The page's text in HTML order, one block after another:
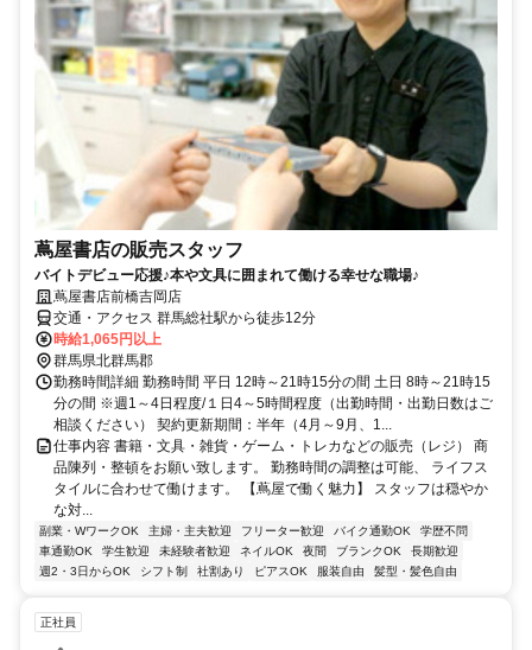
蔦屋書店の販売スタッフ
バイトデビュー応援♪本や文具に囲まれて働ける幸せな職場♪
蔦屋書店前橋吉岡店
交通・アクセス 群馬総社駅から徒歩12分
時給1,065円以上
群馬県北群馬郡
勤務時間詳細 勤務時間 平日 12時～21時15分の間 土日 8時～21時15
分の間 ※週1～4日程度/１日4～5時間程度（出勤時間・出勤日数はご
相談ください） 契約更新期間：半年（4月～9月、1...
仕事内容 書籍・文具・雑貨・ゲーム・トレカなどの販売（レジ） 商
品陳列・整頓をお願い致します。 勤務時間の調整は可能、 ライフス
タイルに合わせて働けます。 【蔦屋で働く魅力】 スタッフは穏やか
な対...
副業・WワークOK 主婦・主夫歓迎 フリーター歓迎 バイク通勤OK
学歴不問
車通勤OK
学生歓迎 未経験者歓迎 ネイルOK 夜間 ブランクOK
長期歓迎
週2・3日からOK
シフト制 社割あり ピアスOK 服装自由 髪型・髪色自由
正社員